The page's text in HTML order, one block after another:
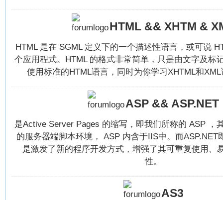
HTML && XHTM &
HTML 是在 SGML 定义下的一个描述性语言，或可说
个应用程式。HTML 的格式非常简单，只是由文字及标
使用标准的HTML语言，同时为你学习XHTML和
ASP && ASP.NET
是Active Server Pages 的缩写，即我们所称的 ASP ，
的服务器端脚本环境， ASP 内含于IIS中。而ASP.NET
是激发了新的程序开发方式，增强了其可重复使用、
性。
AS3